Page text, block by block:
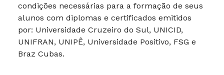
condições necessárias para a formação de seus
alunos com diplomas e certificados emitidos
por: Universidade Cruzeiro do Sul, UNICID,
UNIFRAN, UNIPÊ, Universidade Positivo, FSG e
Braz Cubas.